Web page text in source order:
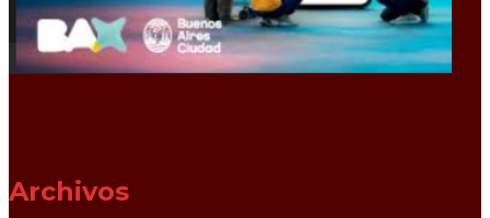
Archivos